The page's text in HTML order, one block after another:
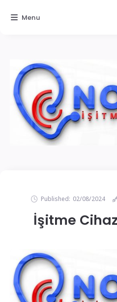
Published: 02/08/2024
İşitme
Menu